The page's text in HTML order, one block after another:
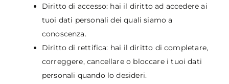
Diritto di accesso: hai il diritto ad accedere ai
tuoi dati personali dei quali siamo a
conoscenza.
Diritto di rettifica: hai il diritto di completare,
correggere, cancellare o bloccare i tuoi dati
personali quando lo desideri.